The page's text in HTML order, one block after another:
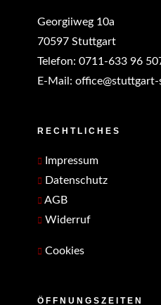
Georgiiweg 10a
70597 Stuttgart
Telefon: 0711-633 96
E-Mail: office@stuttgart-
RECHTLICHES
Impressum
Datenschutz
AGB
Widerruf
Cookies
ÖFFNUNGSZEITEN